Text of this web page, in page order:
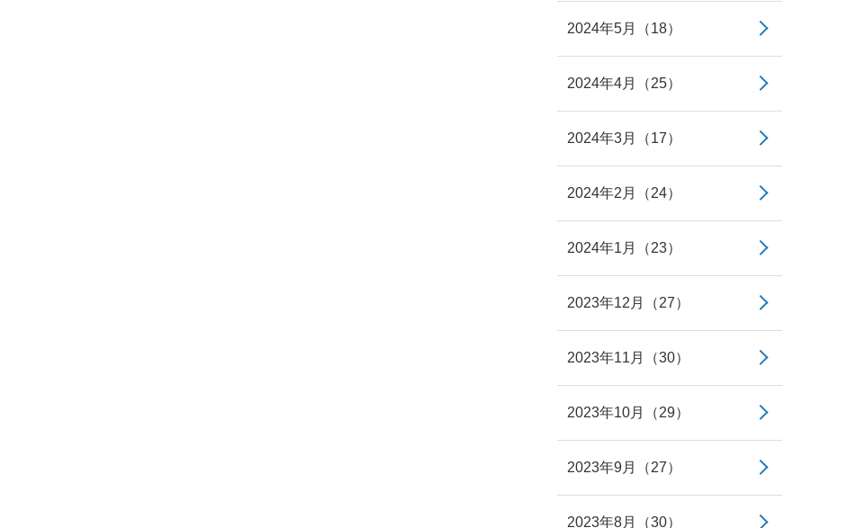
2024年5月（18）
2024年4月（25）
2024年3月（17）
2024年2月（24）
2024年1月（23）
2023年12月（27）
2023年11月（30）
2023年10月（29）
2023年9月（27）
2023年8月（30）